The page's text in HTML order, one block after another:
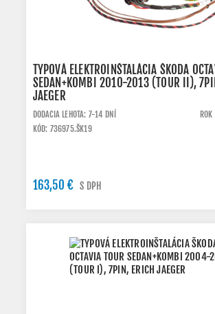
TYPOVÁ ELEKTROINŠTALÁCIA ŠKODA
SEDAN+KOMBI 2010-2013 (TOUR II),
JAEGER
DODACIA LEHOTA: 7-14 DNÍ
KÓD: 736975.ŠK19
163,50 € S DPH